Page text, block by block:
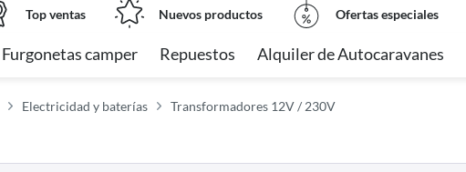
Top ventas Nuevos productos Ofertas especiales
Furgonetas camper Repuestos Alquiler de Autocaravanes
Electricidad y baterías Transformadores 12V / 230V